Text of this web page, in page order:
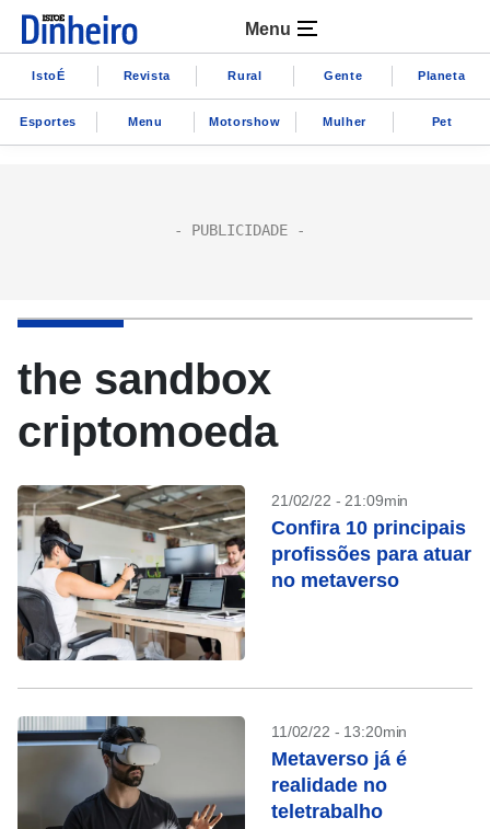
Menu
IstoÉ Revista Rural Gente Planeta
Esportes Menu Motorshow Mulher Pet
the sandbox
criptomoeda
21/02/22 - 21:09min
Confira 10 principais
profissões para atuar
no metaverso
11/02/22 - 13:20min
Metaverso já é
realidade no
teletrabalho